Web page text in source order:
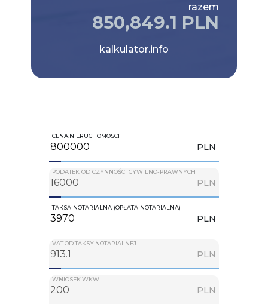
razem
850,849.1 PLN
kalkulator.info
CENA.NIERUCHOMOSCI
PLN
PODATEK OD CZYNNOŚCI CYWILNO-PRAWNYCH
PLN
TAKSA NOTARIALNA (OPŁATA NOTARIALNA)
PLN
VAT.OD.TAKSY.NOTARIALNEJ
PLN
WNIOSEK.WKW
PLN